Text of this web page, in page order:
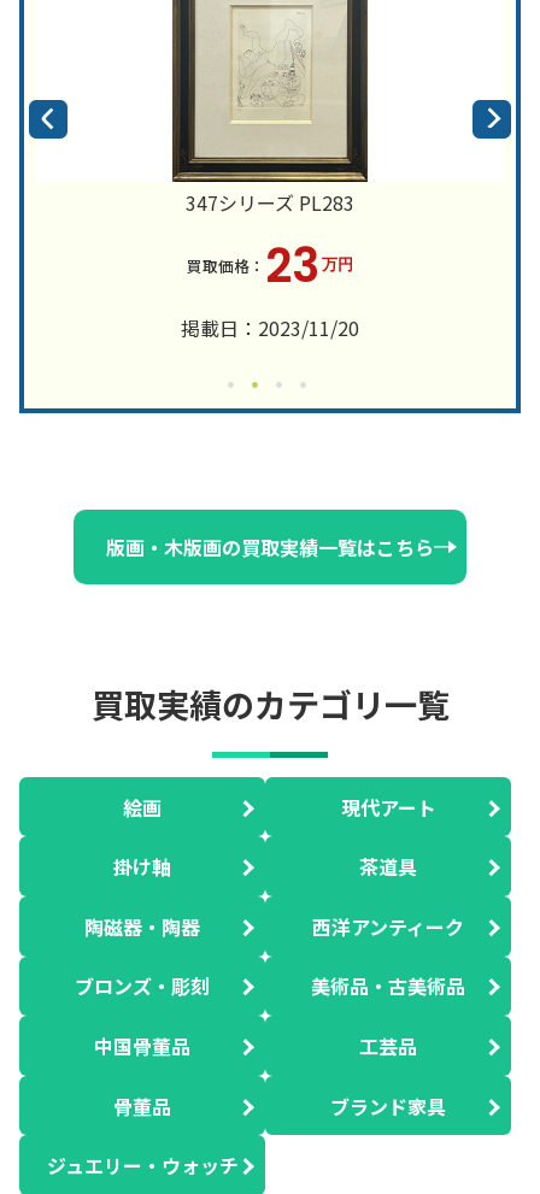
347シリーズ PL283
23 万円
掲載日：2023/11/20
版画・木版画の買取実績一覧はこちら
買取実績のカテゴリ一覧
絵画 現代アート
掛け軸 茶道具
陶磁器・陶器 西洋アンティーク
ブロンズ・彫刻 美術品・古美術品
中国骨董品 工芸品
骨董品 ブランド家具
ジュエリー・ウォッチ